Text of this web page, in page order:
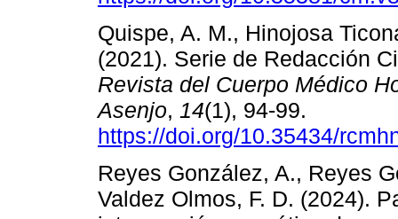
Quispe, A. M., Hinojosa
(2021). Serie de Redacción
Revista del Cuerpo Médico
Asenjo, 14(1), 94-99.
https://doi.org/10.35434/
Reyes González, A., Reyes
Valdez Olmos, F. D. (2024).